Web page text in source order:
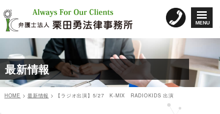
MENU
ン
テ
ン
へ
ス
キ
ッ
最新情報
HOME >最新情報 > 【ラジオ出演】5/27 K-MIX RADIOKIDS 出演